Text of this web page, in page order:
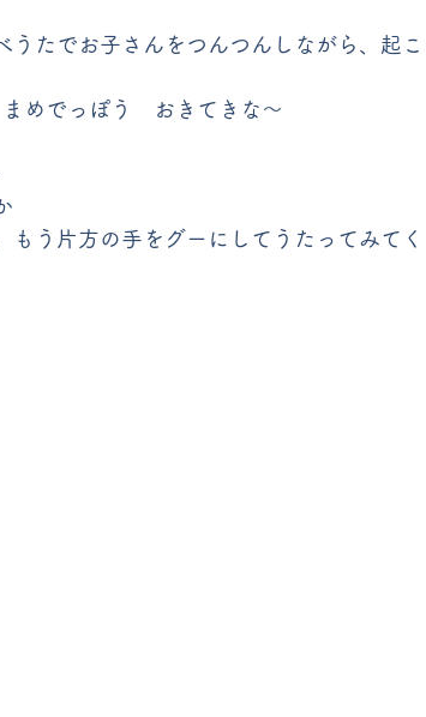
うたでお子さんをつんつんしながら、起
めでっぽう　おきてきな～
もう片方の手をグーにしてうたってみて